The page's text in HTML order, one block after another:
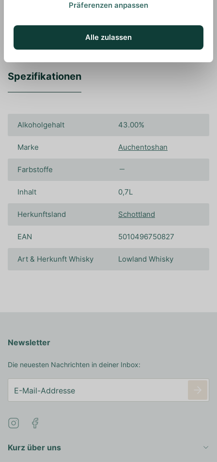
Spezifikationen
Alkoholgehalt 43.00%
Marke Auchentoshan
Farbstoffe
Inhalt 0,7L
Herkunftsland Schottland
EAN 5010496750827
Art & Herkunft Whisky Lowland Whisky
Kurz über uns
Newsletter
Die neuesten Nachrichten in deiner Inbox:
Präferenzen anpassen
Alle zulassen